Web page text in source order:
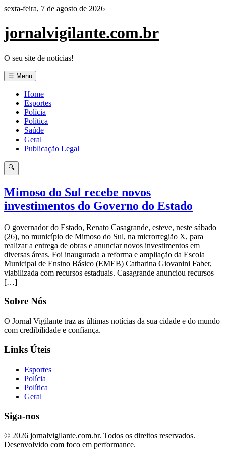
Pular
o
conteúdo
sexta-feira, 7 de agosto de 2026
jornalvigilante.com.br
O seu site de notícias!
☰ Menu
Home
Esportes
Polícia
Política
Saúde
Geral
Publicação Legal
🔍
Mimoso do Sul recebe novos
investimentos do Governo do Estado
O governador do Estado, Renato Casagrande, esteve, neste sábado
(26), no município de Mimoso do Sul, na microrregião X, para
realizar a entrega de obras e anunciar novos investimentos em
diversas áreas. Foi inaugurada a reforma e ampliação da Escola
Municipal de Ensino Básico (EMEB) Catharina Giovanini Faber,
viabilizada com recursos estaduais. Casagrande anunciou recursos
[…]
Sobre Nós
O Jornal Vigilante traz as últimas notícias da sua cidade e do mundo
com credibilidade e confiança.
Links Úteis
Esportes
Polícia
Política
Geral
Siga-nos
© 2026 jornalvigilante.com.br. Todos os direitos reservados.
Desenvolvido com foco em performance.